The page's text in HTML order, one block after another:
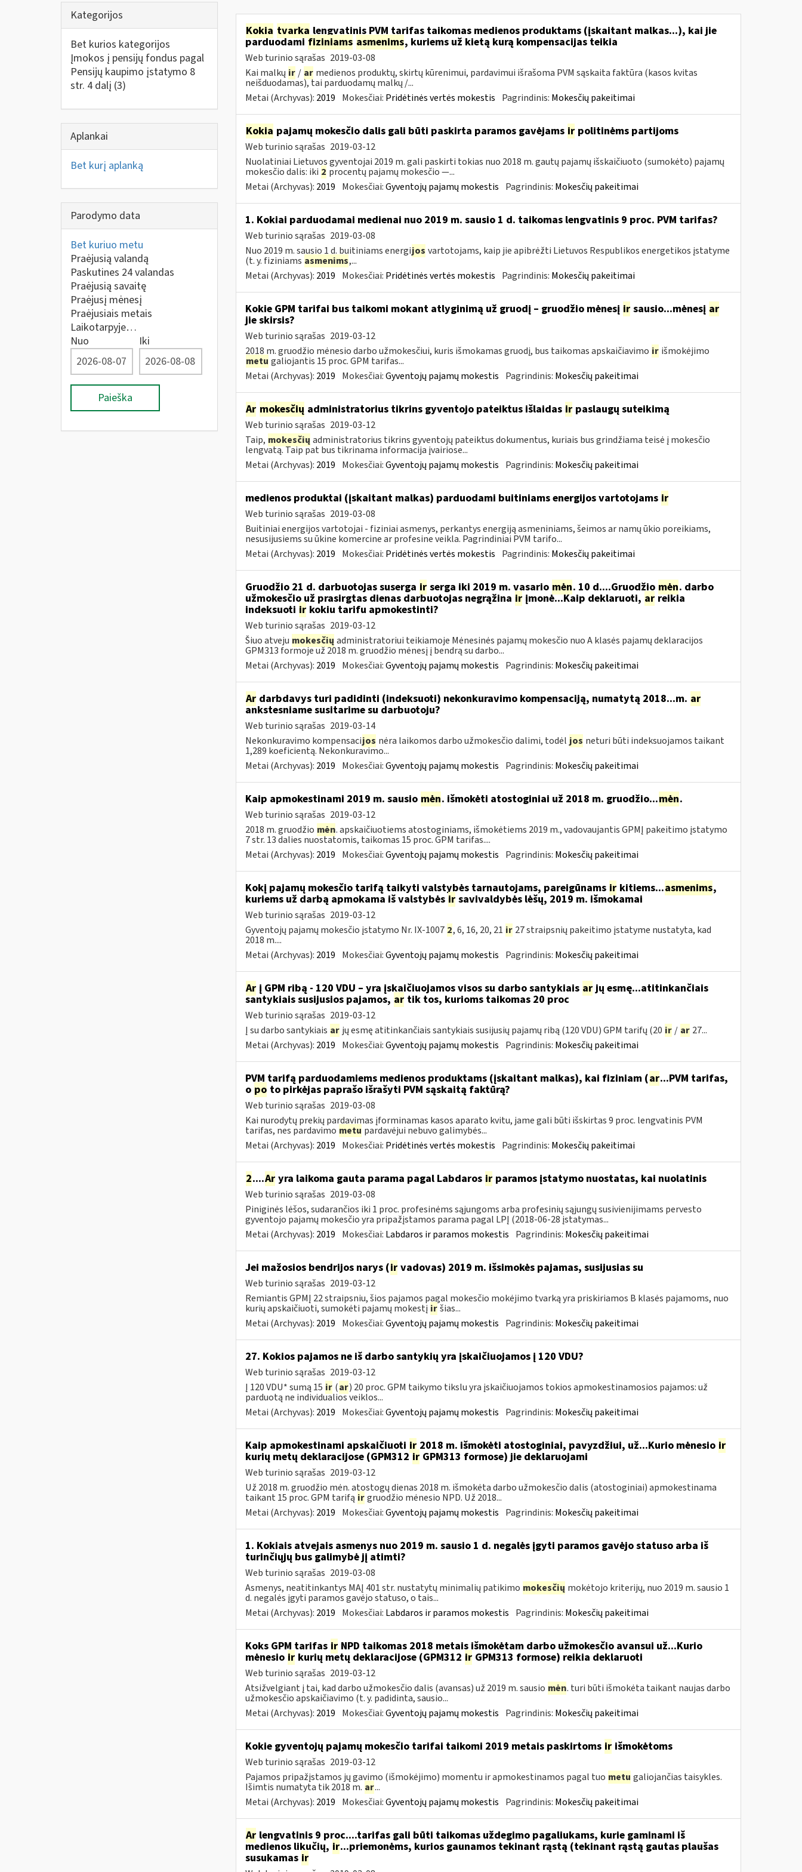
Kategorijos
Bet kurios kategorijos
Įmokos į pensijų fondus pagal
Pensijų kaupimo įstatymo 8
str. 4 dalį (3)
Aplankai
Bet kurį aplanką
Parodymo data
Bet kuriuo metu
Praėjusią valandą
Paskutines 24 valandas
Praėjusią savaitę
Praėjusį mėnesį
Praėjusiais metais
Laikotarpyje…
Nuo
Iki
Paieška
Kokia tvarkalengvatinis PVM tarifas taikomas medienos produktams (įskaitant malkas...), kai jie
parduodamifiziniams asmenims, kuriems už kietą kurą kompensacijas teikia
Web turinio sąrašas 2019-03-08
Kai malkų ir / ar medienos produktų, skirtų kūrenimui, pardavimui išrašoma PVM sąskaita faktūra (kasos kvitas
neišduodamas), tai parduodamų malkų /...
Metai (Archyvas): 2019 Mokesčiai: Pridėtinės vertės mokestis Pagrindinis: Mokesčių pakeitimai
Kokia pajamų mokesčio dalis gali būti paskirta paramos gavėjams irpolitinėms partijoms
Web turinio sąrašas 2019-03-12
Nuolatiniai Lietuvos gyventojai 2019 m. gali paskirti tokias nuo 2018 m. gautų pajamų išskaičiuoto (sumokėto) pajamų
mokesčio dalis: iki 2 procentų pajamų mokesčio —...
Metai (Archyvas): 2019 Mokesčiai:Gyventojų pajamų mokestis Pagrindinis: Mokesčių pakeitimai
1. Kokiai parduodamai medienai nuo 2019 m. sausio 1 d. taikomas lengvatinis 9 proc. PVM tarifas?
Web turinio sąrašas 2019-03-08
Nuo 2019 m. sausio 1 d. buitiniams energijos vartotojams, kaip jie apibrėžti Lietuvos Respublikos energetikos įstatyme
(t. y. fiziniams asmenims,...
Metai (Archyvas): 2019 Mokesčiai: Pridėtinės vertės mokestis Pagrindinis: Mokesčių pakeitimai
Kokie GPM tarifai bus taikomi mokant atlyginimą už gruodį – gruodžio mėnesį irsausio...mėnesį ar
jie skirsis?
Web turinio sąrašas 2019-03-12
2018 m. gruodžio mėnesio darbo užmokesčiui, kuris išmokamas gruodį, bus taikomas apskaičiavimo ir išmokėjimo
metu galiojantis 15 proc. GPM tarifas...
Metai (Archyvas): 2019 Mokesčiai:Gyventojų pajamų mokestis Pagrindinis: Mokesčių pakeitimai
Ar mokesčių administratorius tikrins gyventojo pateiktus išlaidas irpaslaugų suteikimą
Web turinio sąrašas 2019-03-12
Taip, mokesčių administratorius tikrins gyventojų pateiktus dokumentus, kuriais bus grindžiama teisė į mokesčio
lengvatą. Taip pat bus tikrinama informacija įvairiose...
Metai (Archyvas): 2019 Mokesčiai:Gyventojų pajamų mokestis Pagrindinis: Mokesčių pakeitimai
medienos produktai (įskaitant malkas) parduodami buitiniams energijos vartotojams ir
Web turinio sąrašas 2019-03-08
Buitiniai energijos vartotojai - fiziniai asmenys, perkantys energiją asmeniniams, šeimos ar namų ūkio poreikiams,
nesusijusiems su ūkine komercine ar profesine veikla. Pagrindiniai PVM tarifo...
Metai (Archyvas): 2019 Mokesčiai: Pridėtinės vertės mokestis Pagrindinis: Mokesčių pakeitimai
Gruodžio 21 d. darbuotojas suserga irserga iki 2019 m. vasario mėn. 10 d....Gruodžio mėn. darbo
užmokesčio už prasirgtas dienas darbuotojas negrąžina irįmonė...Kaip deklaruoti, arreikia
indeksuoti irkokiu tarifu apmokestinti?
Web turinio sąrašas 2019-03-12
Šiuo atveju mokesčių administratoriui teikiamoje Mėnesinės pajamų mokesčio nuo A klasės pajamų deklaracijos
GPM313 formoje už 2018 m. gruodžio mėnesį į bendrą su darbo...
Metai (Archyvas): 2019 Mokesčiai:Gyventojų pajamų mokestis Pagrindinis: Mokesčių pakeitimai
Ardarbdavys turi padidinti (indeksuoti) nekonkuravimo kompensaciją, numatytą 2018...m. ar
ankstesniame susitarime su darbuotoju?
Web turinio sąrašas 2019-03-14
Nekonkuravimo kompensacijos nėra laikomos darbo užmokesčio dalimi, todėl jos neturi būti indeksuojamos taikant
1,289 koeficientą. Nekonkuravimo...
Metai (Archyvas): 2019 Mokesčiai:Gyventojų pajamų mokestis Pagrindinis: Mokesčių pakeitimai
Kaip apmokestinami 2019 m. sausio mėn. išmokėti atostoginiai už 2018 m. gruodžio...mėn.
Web turinio sąrašas 2019-03-12
2018 m. gruodžio mėn. apskaičiuotiems atostoginiams, išmokėtiems 2019 m., vadovaujantis GPMĮ pakeitimo įstatymo
7 str. 13 dalies nuostatomis, taikomas 15 proc. GPM tarifas....
Metai (Archyvas): 2019 Mokesčiai:Gyventojų pajamų mokestis Pagrindinis: Mokesčių pakeitimai
Kokį pajamų mokesčio tarifą taikyti valstybės tarnautojams, pareigūnams irkitiems...asmenims,
kuriems už darbą apmokama iš valstybės irsavivaldybės lėšų, 2019 m. išmokamai
Web turinio sąrašas 2019-03-12
Gyventojų pajamų mokesčio įstatymo Nr. IX-1007 2, 6, 16, 20, 21 ir 27 straipsnių pakeitimo įstatyme nustatyta, kad
2018 m....
Metai (Archyvas): 2019 Mokesčiai:Gyventojų pajamų mokestis Pagrindinis: Mokesčių pakeitimai
Arį GPM ribą - 120 VDU – yra įskaičiuojamos visos su darbo santykiais arjų esmę...atitinkančiais
santykiais susijusios pajamos, artik tos, kurioms taikomas 20 proc
Web turinio sąrašas 2019-03-12
Į su darbo santykiais ar jų esmę atitinkančiais santykiais susijusių pajamų ribą (120 VDU) GPM tarifų (20 ir / ar 27...
Metai (Archyvas): 2019 Mokesčiai:Gyventojų pajamų mokestis Pagrindinis: Mokesčių pakeitimai
PVM tarifą parduodamiems medienos produktams (įskaitant malkas), kai fiziniam (ar...PVM tarifas,
o po to pirkėjas paprašo išrašyti PVM sąskaitą faktūrą?
Web turinio sąrašas 2019-03-08
Kai nurodytų prekių pardavimas įforminamas kasos aparato kvitu, jame gali būti išskirtas 9 proc. lengvatinis PVM
tarifas, nes pardavimo metu pardavėjui nebuvo galimybės...
Metai (Archyvas): 2019 Mokesčiai: Pridėtinės vertės mokestis Pagrindinis: Mokesčių pakeitimai
2....Aryra laikoma gauta parama pagal Labdaros irparamos įstatymo nuostatas, kai nuolatinis
Web turinio sąrašas 2019-03-08
Piniginės lėšos, sudarančios iki 1 proc. profesinėms sąjungoms arba profesinių sąjungų susivienijimams pervesto
gyventojo pajamų mokesčio yra pripažįstamos parama pagal LPĮ (2018-06-28 įstatymas...
Metai (Archyvas): 2019 Mokesčiai: Labdaros ir paramos mokestis Pagrindinis: Mokesčių pakeitimai
Jei mažosios bendrijos narys (irvadovas) 2019 m. išsimokės pajamas, susijusias su
Web turinio sąrašas 2019-03-12
Remiantis GPMĮ 22 straipsniu, šios pajamos pagal mokesčio mokėjimo tvarką yra priskiriamos B klasės pajamoms, nuo
kurių apskaičiuoti, sumokėti pajamų mokestį ir šias...
Metai (Archyvas): 2019 Mokesčiai:Gyventojų pajamų mokestis Pagrindinis: Mokesčių pakeitimai
27. Kokios pajamos ne iš darbo santykių yra įskaičiuojamos į 120 VDU?
Web turinio sąrašas 2019-03-12
Į 120 VDU* sumą 15 ir (ar) 20 proc. GPM taikymo tikslu yra įskaičiuojamos tokios apmokestinamosios pajamos: už
parduotą ne individualios veiklos...
Metai (Archyvas): 2019 Mokesčiai:Gyventojų pajamų mokestis Pagrindinis: Mokesčių pakeitimai
Kaip apmokestinami apskaičiuoti ir2018 m. išmokėti atostoginiai, pavyzdžiui, už...Kurio mėnesio ir
kurių metų deklaracijose (GPM312irGPM313 formose) jie deklaruojami
Web turinio sąrašas 2019-03-12
Už 2018 m. gruodžio mėn. atostogų dienas 2018 m. išmokėta darbo užmokesčio dalis (atostoginiai) apmokestinama
taikant 15 proc. GPM tarifą ir gruodžio mėnesio NPD. Už 2018...
Metai (Archyvas): 2019 Mokesčiai:Gyventojų pajamų mokestis Pagrindinis: Mokesčių pakeitimai
1. Kokiais atvejais asmenys nuo 2019 m. sausio 1 d. negalės įgyti paramos gavėjo statuso arba iš
turinčiųjų bus galimybė jį atimti?
Web turinio sąrašas 2019-03-08
Asmenys, neatitinkantys MAĮ 401 str. nustatytų minimalių patikimo mokesčių mokėtojo kriterijų, nuo 2019 m. sausio 1
d. negalės įgyti paramos gavėjo statuso, o tais...
Metai (Archyvas): 2019 Mokesčiai: Labdaros ir paramos mokestis Pagrindinis: Mokesčių pakeitimai
Koks GPM tarifas irNPD taikomas 2018 metais išmokėtam darbo užmokesčio avansui už...Kurio
mėnesio irkurių metų deklaracijose (GPM312 irGPM313 formose) reikia deklaruoti
Web turinio sąrašas 2019-03-12
Atsižvelgiant į tai, kad darbo užmokesčio dalis (avansas) už 2019 m. sausio mėn. turi būti išmokėta taikant naujas darbo
užmokesčio apskaičiavimo (t. y. padidinta, sausio...
Metai (Archyvas): 2019 Mokesčiai:Gyventojų pajamų mokestis Pagrindinis: Mokesčių pakeitimai
Kokie gyventojų pajamų mokesčio tarifai taikomi 2019 metais paskirtoms irišmokėtoms
Web turinio sąrašas 2019-03-12
Pajamos pripažįstamos jų gavimo (išmokėjimo) momentu ir apmokestinamos pagal tuo metu galiojančias taisykles.
Išimtis numatyta tik 2018 m. ar...
Metai (Archyvas): 2019 Mokesčiai:Gyventojų pajamų mokestis Pagrindinis: Mokesčių pakeitimai
Arlengvatinis 9 proc....tarifas gali būti taikomas uždegimo pagaliukams, kurie gaminami iš
medienos likučių, ir...priemonėms, kurios gaunamos tekinant rąstą (tekinant rąstą gautas plaušas
susukamas ir